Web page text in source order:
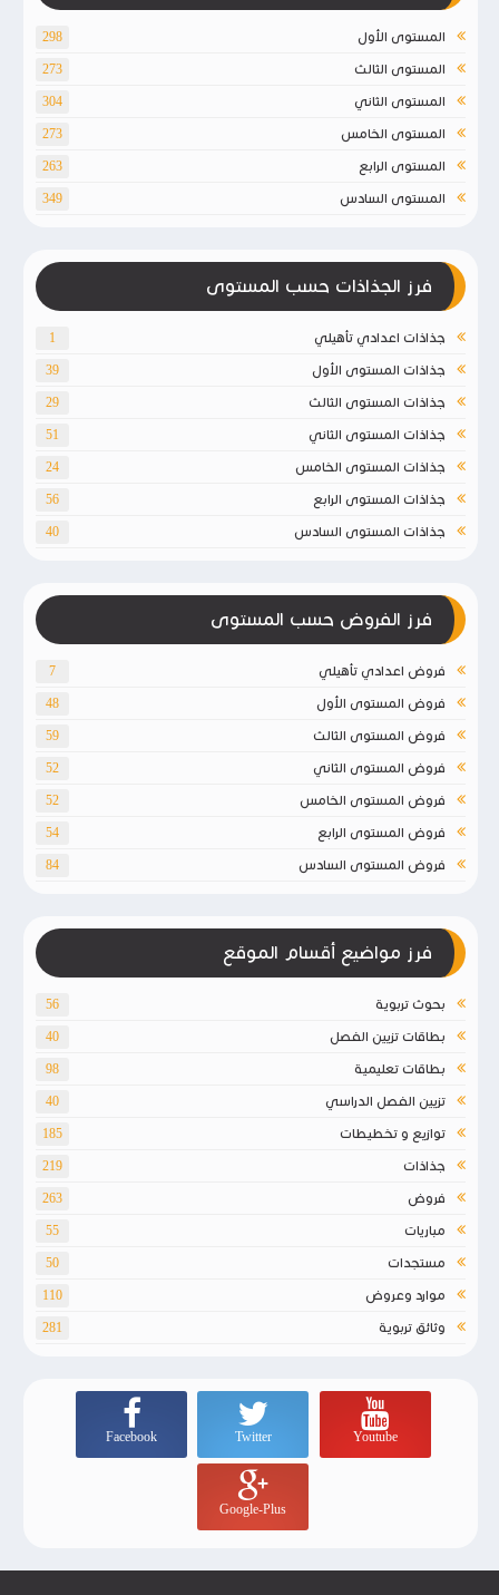
المستوى الأول 298
المستوى الثالث 273
المستوى الثاني 304
المستوى الخامس 273
المستوى الرابع 263
المستوى السادس 349
فرز الجذاذات حسب المستوى
جذاذات اعدادي تأهيلي 1
جذاذات المستوى الأول 39
جذاذات المستوى الثالث 29
جذاذات المستوى الثاني 51
جذاذات المستوى الخامس 24
جذاذات المستوى الرابع 56
جذاذات المستوى السادس 40
فرز الفروض حسب المستوى
فروض اعدادي تأهيلي 7
فروض المستوى الأول 48
فروض المستوى الثالث 59
فروض المستوى الثاني 52
فروض المستوى الخامس 52
فروض المستوى الرابع 54
فروض المستوى السادس 84
فرز مواضيع أقسام الموقع
بحوث تربوية 56
بطاقات تزيين الفصل 40
بطاقات تعليمية 98
تزيين الفصل الدراسي 40
توازيع و تخطيطات 185
جذاذات 219
فروض 263
مباريات 55
مستجدات 50
موارد وعروض 110
وثائق تربوية 281
Youtube
Twitter
Facebook
Google-Plus